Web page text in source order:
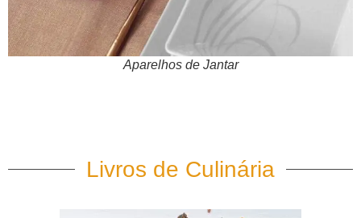
Aparelhos de Jantar
Livros de Culinária